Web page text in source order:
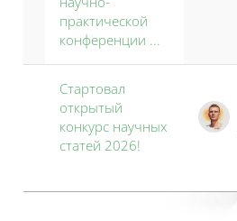
практической
конференции ...
Стартовал
открытый
конкурс научных
статей 2026!